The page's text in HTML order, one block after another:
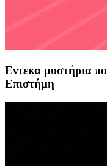
Εντεκα μυστήρια
Επιστήμη